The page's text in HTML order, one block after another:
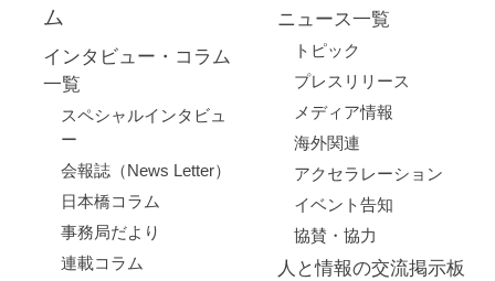
ム
インタビュー・コラム
一覧
スペシャルインタビュ
ー
会報誌（News Letter）
日本橋コラム
事務局だより
連載コラム
ニュース一覧
トピック
プレスリリース
メディア情報
海外関連
アクセラレーション
イベント告知
協賛・協力
人と情報の交流掲示板